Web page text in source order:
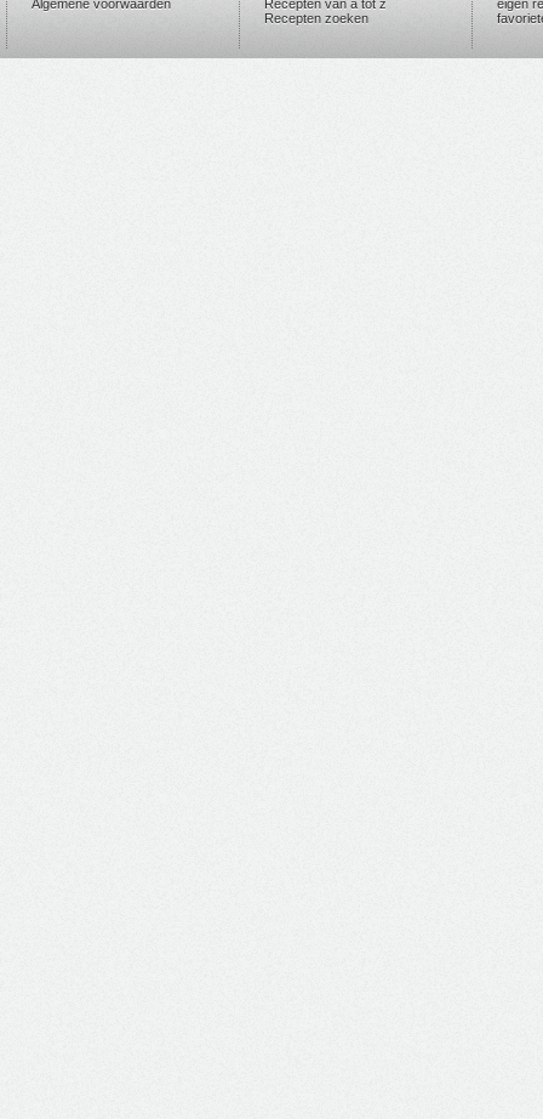
Algemene voorwaarden
Recepten van a tot z
Recepten zoeken
eigen